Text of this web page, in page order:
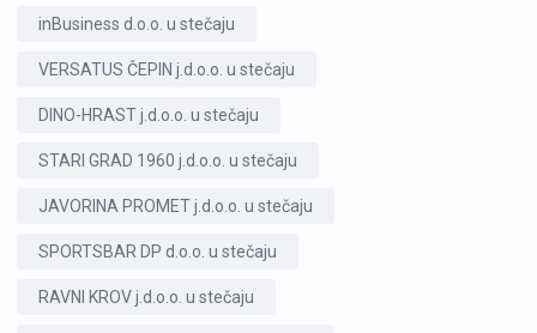
inBusiness d.o.o. u stečaju
VERSATUS ČEPIN j.d.o.o. u stečaju
DINO-HRAST j.d.o.o. u stečaju
STARI GRAD 1960 j.d.o.o. u stečaju
JAVORINA PROMET j.d.o.o. u stečaju
SPORTSBAR DP d.o.o. u stečaju
RAVNI KROV j.d.o.o. u stečaju